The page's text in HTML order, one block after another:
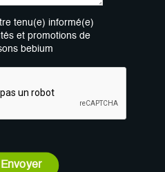
tenu(e) informé(e)
et promotions de
bebium
Envoyer